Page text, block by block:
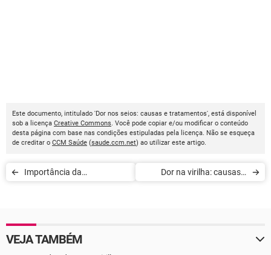
Este documento, intitulado 'Dor nos seios: causas e tratamentos', está disponível
sob a licença Creative Commons. Você pode copiar e/ou modificar o conteúdo
desta página com base nas condições estipuladas pela licença. Não se esqueça
de creditar o CCM Saúde (saude.ccm.net) ao utilizar este artigo.
Importância da
Dor na virilha: causas e
VEJA TAMBÉM